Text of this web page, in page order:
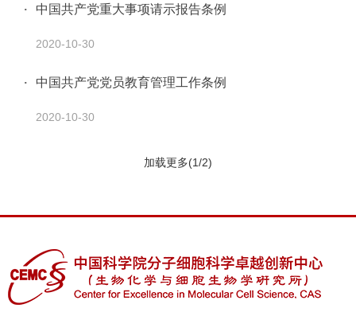
中国共产党重大事项请示报告条例
2020-10-30
中国共产党党员教育管理工作条例
2020-10-30
加载更多(1/2)